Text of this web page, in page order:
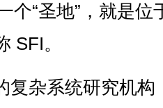
个“圣地”，就是
SFI。
复杂系统研究机